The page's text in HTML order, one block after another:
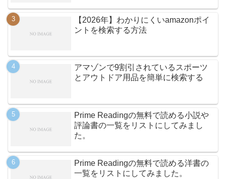
【2026年】わかりにくいamazonポイ
ントを検索する方法
アマゾンで9割引されているスポーツ
とアウトドア用品を簡単に検索する
Prime Readingの無料で読める小説や
評論書の一覧をリストにしてみまし
た。
Prime Readingの無料で読める洋書の
一覧をリストにしてみました。